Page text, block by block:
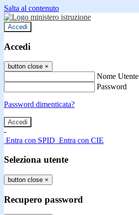
Salta al contenuto
Accedi
Accedi
button close ×
Nome Utente
Password
Password dimenticata?
-
Entra con SPID Entra con CIE
Seleziona utente
button close ×
Recupero password